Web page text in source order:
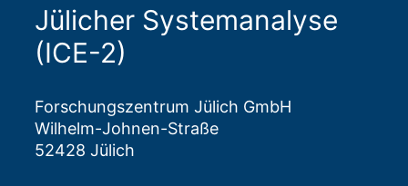
Jülicher Systemanalyse
(ICE-2)
Forschungszentrum Jülich GmbH
Wilhelm-Johnen-Straße
52428 Jülich